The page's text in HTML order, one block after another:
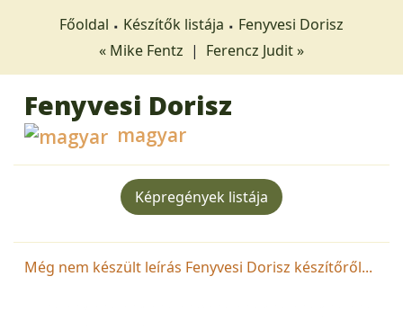
Főoldal Készítők listája
Fenyvesi Dorisz
« Mike Fentz | Ferencz Judit »
Fenyvesi Dorisz
magyar
Képregények listája
Még nem készült leírás Fenyvesi Dorisz készítőről...